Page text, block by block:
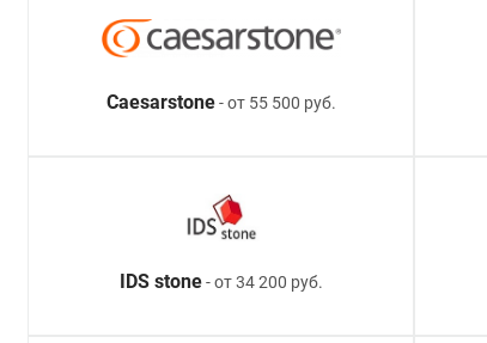
Caesarstone- от 55 500 руб.
IDS stone- от 34 200 руб.